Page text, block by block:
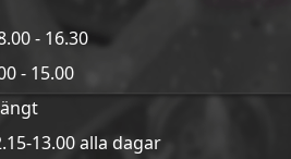
- 16.30
- 15.00
13.00 alla dagar